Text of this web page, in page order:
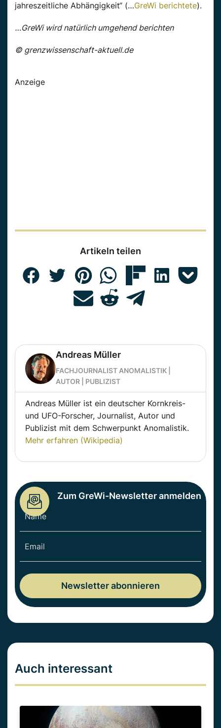
jahreszeitliche Abhängigkeit“ (…GreWi berichtete).
…GreWi wird natürlich umgehend berichten
© grenzwissenschaft-aktuell.de
Anzeige
Artikeln teilen
Andreas Müller
FACHJOURNALIST ANOMALISTIK |
AUTOR | PUBLIZIST
Andreas Müller ist ein deutscher Kornkreis-
und UFO-Forscher, Journalist, Autor und
Publizist mit dem Schwerpunkt Anomalistik.
Mehr erfahren (Wikipedia)
Zum GreWi-Newsletter anmelden
Auch interessant